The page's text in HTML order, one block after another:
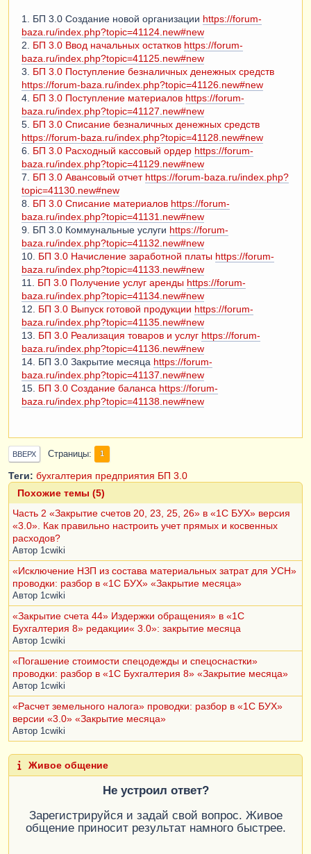
1. БП 3.0 Создание новой организации https://forum-
baza.ru/index.php?topic=41124.new#new
2. БП 3.0 Ввод начальных остатков https://forum-
baza.ru/index.php?topic=41125.new#new
3. БП 3.0 Поступление безналичных денежных средств
https://forum-baza.ru/index.php?topic=41126.new#new
4. БП 3.0 Поступление материалов https://forum-
baza.ru/index.php?topic=41127.new#new
5. БП 3.0 Списание безналичных денежных средств
https://forum-baza.ru/index.php?topic=41128.new#new
6. БП 3.0 Расходный кассовый ордер https://forum-
baza.ru/index.php?topic=41129.new#new
7. БП 3.0 Авансовый отчет https://forum-baza.ru/index.php?
topic=41130.new#new
8. БП 3.0 Списание материалов https://forum-
baza.ru/index.php?topic=41131.new#new
9. БП 3.0 Коммунальные услуги https://forum-
baza.ru/index.php?topic=41132.new#new
10. БП 3.0 Начисление заработной платы https://forum-
baza.ru/index.php?topic=41133.new#new
11. БП 3.0 Получение услуг аренды https://forum-
baza.ru/index.php?topic=41134.new#new
12. БП 3.0 Выпуск готовой продукции https://forum-
baza.ru/index.php?topic=41135.new#new
13. БП 3.0 Реализация товаров и услуг https://forum-
baza.ru/index.php?topic=41136.new#new
14. БП 3.0 Закрытие месяца https://forum-
baza.ru/index.php?topic=41137.new#new
15. БП 3.0 Создание баланса https://forum-
baza.ru/index.php?topic=41138.new#new
ВВЕРХ Страницы 1
Теги: бухгалтерия предприятия БП 3.0
Похожие темы (5)
Часть 2 «Закрытие счетов 20, 23, 25, 26» в «1С БУХ» версия
«3.0». Как правильно настроить учет прямых и косвенных
расходов?
Автор 1cwiki
«Исключение НЗП из состава материальных затрат для УСН»
проводки: разбор в «1С БУХ» «Закрытие месяца»
Автор 1cwiki
«Закрытие счета 44» Издержки обращения» в «1С
Бухгалтерия 8» редакции« 3.0»: закрытие месяца
Автор 1cwiki
«Погашение стоимости спецодежды и спецоснастки»
проводки: разбор в «1С Бухгалтерия 8» «Закрытие месяца»
Автор 1cwiki
«Расчет земельного налога» проводки: разбор в «1С БУХ»
версии «3.0» «Закрытие месяца»
Автор 1cwiki
Живое общение
Не устроил ответ?
Зарегистрируйся и задай свой вопрос. Живое
общение приносит результат намного быстрее.